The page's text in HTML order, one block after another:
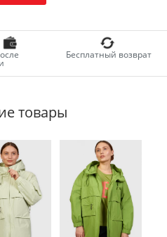
Бесплатный возврат
товары